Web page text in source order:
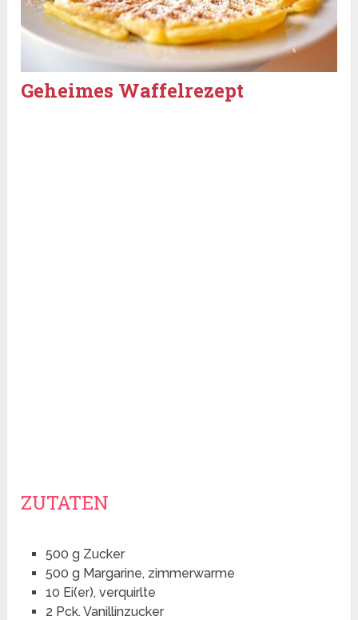
Geheimes Waffelrezept
ZUTATEN
500 g Zucker
500 g Margarine, zimmerwarme
10 Ei(er), verquirlte
2 Pck. Vanillinzucker